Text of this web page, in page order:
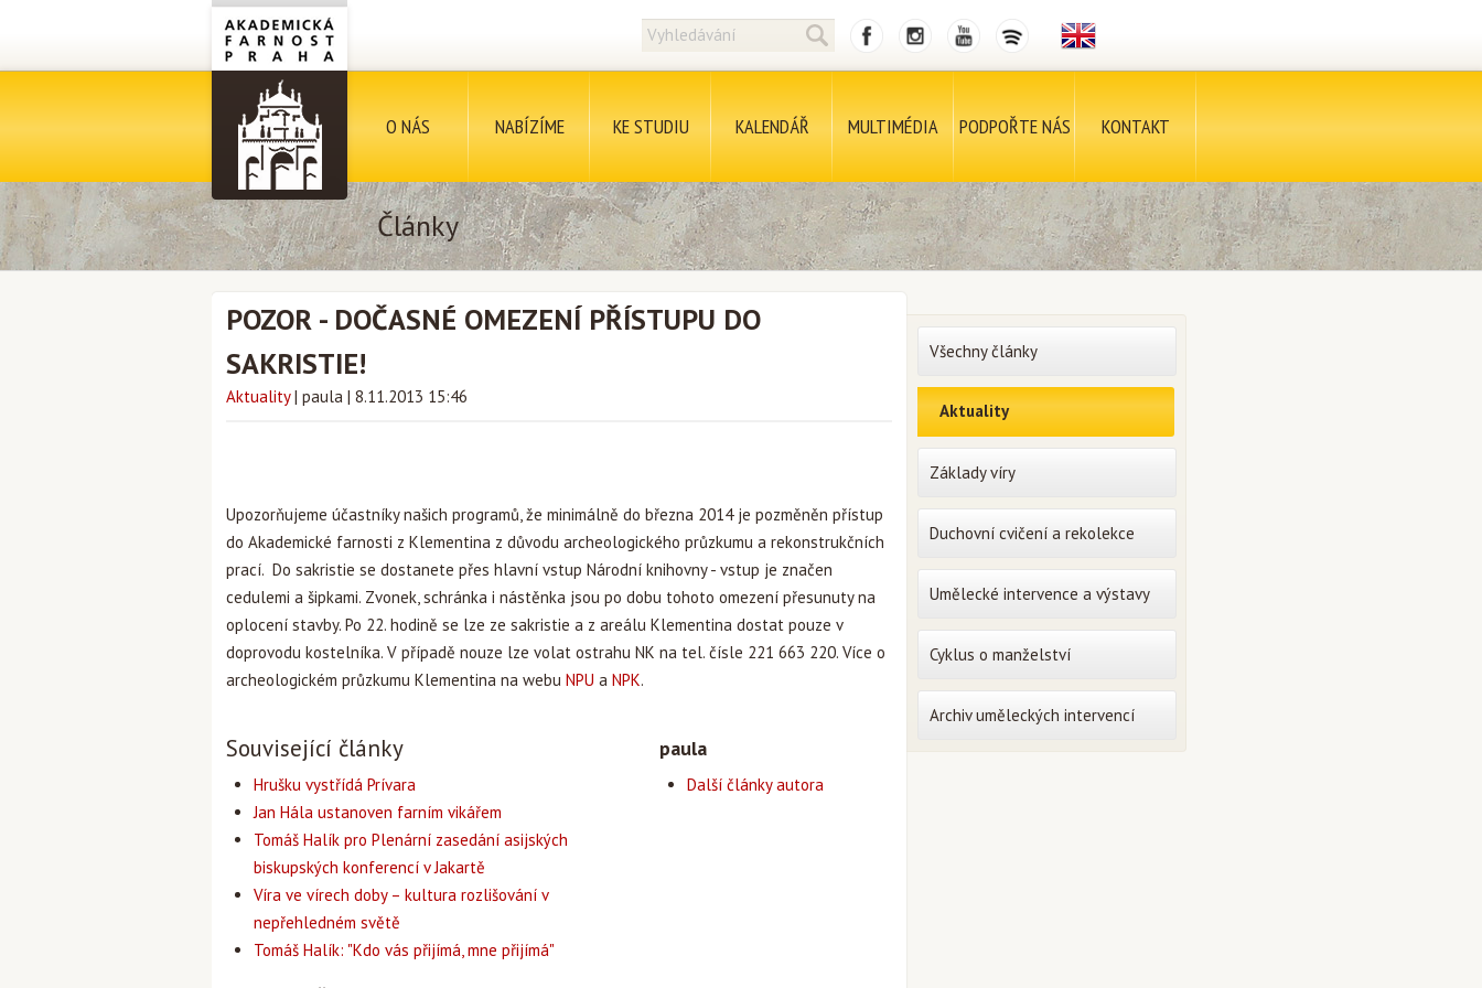
O NÁS NABÍZÍME KE STUDIU KALENDÁŘ MULTIMÉDIA PODPOŘTE NÁS KONTAKT
Články
POZOR - DOČASNÉ OMEZENÍ PŘÍSTUPU DO
SAKRISTIE!
Aktuality | paula | 8.11.2013 15:46
Upozorňujeme účastníky našich programů, že minimálně do března 2014 je pozměněn přístup
do Akademické farnosti z Klementina z důvodu archeologického průzkumu a rekonstrukčních
prací. Do sakristie se dostanete přes hlavní vstup Národní knihovny - vstup je značen
cedulemi a šipkami. Zvonek, schránka i nástěnka jsou po dobu tohoto omezení přesunuty na
oplocení stavby. Po 22. hodině se lze ze sakristie a z areálu Klementina dostat pouze v
doprovodu kostelníka. V případě nouze lze volat ostrahu NK na tel. čísle 221 663 220. Více o
archeologickém průzkumu Klementina na webu NPU a NPK.
Související články
Hrušku vystřídá Prívara
Jan Hála ustanoven farním vikářem
Tomáš Halík pro Plenární zasedání asijských
biskupských konferencí v Jakartě
Víra ve vírech doby – kultura rozlišování v
nepřehledném světě
Tomáš Halík: "Kdo vás přijímá, mne přijímá"
paula
Další články autora
Všechny články
Aktuality
Základy víry
Duchovní cvičení a rekolekce
Umělecké intervence a výstavy
Cyklus o manželství
Archiv uměleckých intervencí